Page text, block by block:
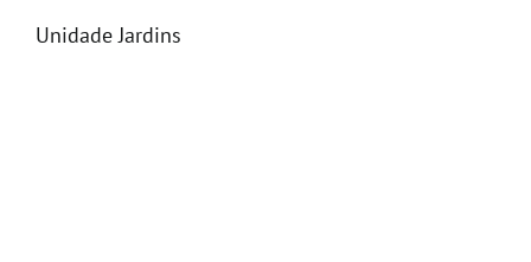
Unidade Jardins